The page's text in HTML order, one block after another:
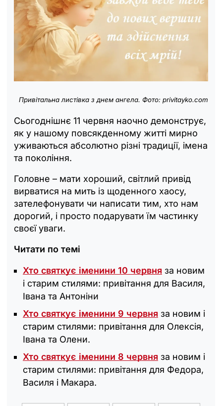
Привітальна листівка з днем ангела. Фото: privitayko.com
Сьогоднішнє 11 червня наочно демонструє,
як у нашому повсякденному житті мирно
уживаються абсолютно різні традиції, імена
та покоління.
Головне – мати хороший, світлий привід
вирватися на мить із щоденного хаосу,
зателефонувати чи написати тим, хто нам
дорогий, і просто подарувати їм частинку
своєї уваги.
Читати по темі
Хто святкує іменини 10 червня за новим
і старим стилями: привітання для Василя,
Івана та Антоніни
Хто святкує іменини 9 червня за новим і
старим стилями: привітання для Олексія,
Івана та Олени.
Хто святкує іменини 8 червня за новим і
старим стилями: привітання для Федора,
Василя і Макара.